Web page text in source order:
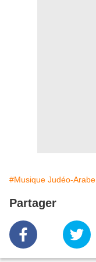
#Musique Judéo-Arabe
Partager